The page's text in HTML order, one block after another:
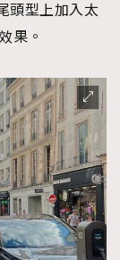
頭型上加入太
果。